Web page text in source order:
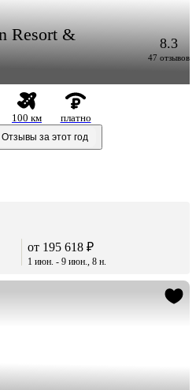
Resort &
8.3
47 отзывов
100 км
платно
Отзывы за этот год
от 195 618 ₽
1 июн. - 9 июн., 8 н.